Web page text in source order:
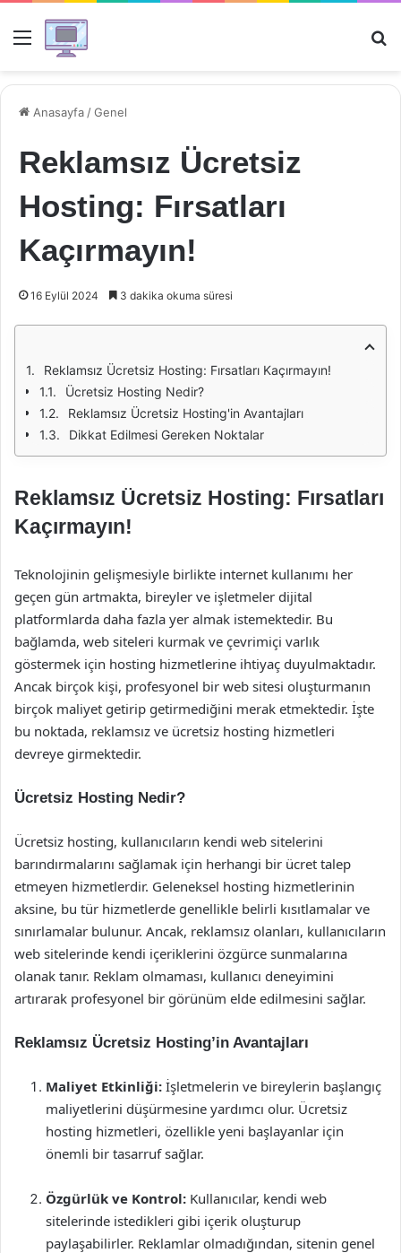
Menü
Anasayfa /Genel
Reklamsız Ücretsiz
Hosting: Fırsatları
Kaçırmayın!
16 Eylül 2024 3 dakika okuma süresi
Reklamsız Ücretsiz Hosting: Fırsatları Kaçırmayın!
Ücretsiz Hosting Nedir?
Reklamsız Ücretsiz Hosting'in Avantajları
Dikkat Edilmesi Gereken Noktalar
Reklamsız Ücretsiz Hosting: Fırsatları
Kaçırmayın!
Teknolojinin gelişmesiyle birlikte internet kullanımı her
geçen gün artmakta, bireyler ve işletmeler dijital
platformlarda daha fazla yer almak istemektedir. Bu
bağlamda, web siteleri kurmak ve çevrimiçi varlık
göstermek için hosting hizmetlerine ihtiyaç duyulmaktadır.
Ancak birçok kişi, profesyonel bir web sitesi oluşturmanın
birçok maliyet getirip getirmediğini merak etmektedir. İşte
bu noktada, reklamsız ve ücretsiz hosting hizmetleri
devreye girmektedir.
Ücretsiz Hosting Nedir?
Ücretsiz hosting, kullanıcıların kendi web sitelerini
barındırmalarını sağlamak için herhangi bir ücret talep
etmeyen hizmetlerdir. Geleneksel hosting hizmetlerinin
aksine, bu tür hizmetlerde genellikle belirli kısıtlamalar ve
sınırlamalar bulunur. Ancak, reklamsız olanları, kullanıcıların
web sitelerinde kendi içeriklerini özgürce sunmalarına
olanak tanır. Reklam olmaması, kullanıcı deneyimini
artırarak profesyonel bir görünüm elde edilmesini sağlar.
Reklamsız Ücretsiz Hosting’in Avantajları
Maliyet Etkinliği: İşletmelerin ve bireylerin başlangıç
maliyetlerini düşürmesine yardımcı olur. Ücretsiz
hosting hizmetleri, özellikle yeni başlayanlar için
önemli bir tasarruf sağlar.
Özgürlük ve Kontrol: Kullanıcılar, kendi web
sitelerinde istedikleri gibi içerik oluşturup
paylaşabilirler. Reklamlar olmadığından, sitenin genel